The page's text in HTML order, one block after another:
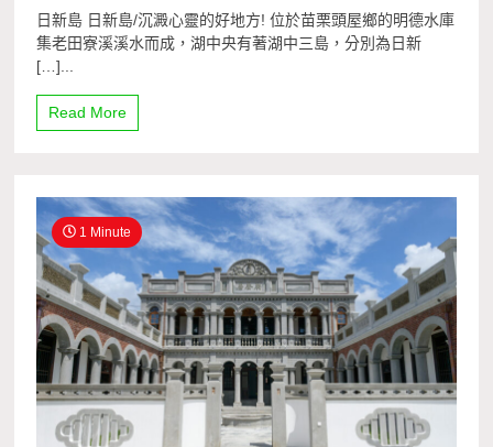
日新島 日新島/沉澱心靈的好地方! 位於苗栗頭屋鄉的明德水庫
集老田寮溪溪水而成，湖中央有著湖中三島，分別為日新
[…]...
Read More
1 Minute